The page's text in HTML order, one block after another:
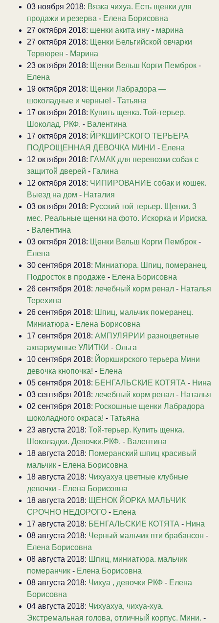
03 ноября 2018: Вязка чихуа. Есть щенки для
продажи и резерва - Елена Борисовна
27 октября 2018: щенки акита ину - марина
27 октября 2018: Щенки Бельгийской овчарки
Тервюрен - Марина
23 октября 2018: Щенки Вельш Корги Пемброк -
Елена
19 октября 2018: Щенки Лабрадора —
шоколадные и черные! - Татьяна
17 октября 2018: Купить щенка. Той-терьер.
Шоколад. РКФ. - Валентина
17 октября 2018: ЙРКШИРСКОГО ТЕРЬЕРА
ПОДРОЩЕННАЯ ДЕВОЧКА МИНИ - Елена
12 октября 2018: ГАМАК для перевозки собак с
защитой дверей - Галина
12 октября 2018: ЧИПИРОВАНИЕ собак и кошек.
Выезд на дом - Наталия
03 октября 2018: Русский той терьер. Щенки. 3
мес. Реальные щенки на фото. Искорка и Ириска.
- Валентина
03 октября 2018: Щенки Вельш Корги Пемброк -
Елена
30 сентября 2018: Миниатюра. Шпиц, померанец.
Подросток в продаже - Елена Борисовна
26 сентября 2018: лечебный корм ренал - Наталья
Терехина
26 сентября 2018: Шпиц, мальчик померанец.
Миниатюра - Елена Борисовна
17 сентября 2018: АМПУЛЯРИИ разноцветные
аквариумные УЛИТКИ - Ольга
10 сентября 2018: Йоркширского терьера Мини
девочка кнопочка! - Елена
05 сентября 2018: БЕНГАЛЬСКИЕ КОТЯТА - Нина
03 сентября 2018: лечебный корм ренал - Наталья
02 сентября 2018: Роскошные щенки Лабрадора
шоколадного окраса! - Татьяна
23 августа 2018: Той-терьер. Купить щенка.
Шоколадки. Девочки.РКФ. - Валентина
18 августа 2018: Померанский шпиц красивый
мальчик - Елена Борисовна
18 августа 2018: Чихуахуа цветные клубные
девочки - Елена Борисовна
18 августа 2018: ЩЕНОК ЙОРКА МАЛЬЧИК
СРОЧНО НЕДОРОГО - Елена
17 августа 2018: БЕНГАЛЬСКИЕ КОТЯТА - Нина
08 августа 2018: Черный мальчик пти брабансон -
Елена Борисовна
08 августа 2018: Шпиц, миниатюра. мальчик
померанчик - Елена Борисовна
08 августа 2018: Чихуа , девочки РКФ - Елена
Борисовна
04 августа 2018: Чихуахуа, чихуа-хуа.
Экстремальная голова, отличный корпус. Мини. -